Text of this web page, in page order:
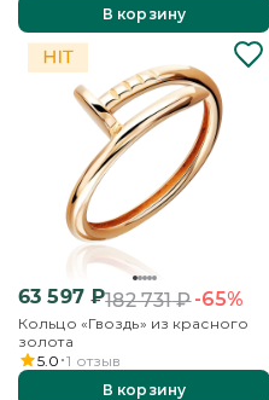
В корзину
63 597₽182 731₽-65%
Кольцо «Гвоздь» из красного
золота
5.0 1 отзыв
В корзину